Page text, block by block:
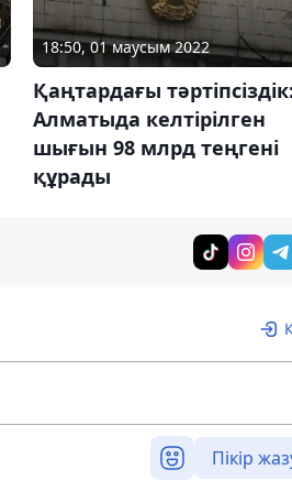
18:50, 01 маусым 2022
Қаңтардағы
Алматыда келтірілген
шығын 98 млрд теңгені
құрады
Пікір